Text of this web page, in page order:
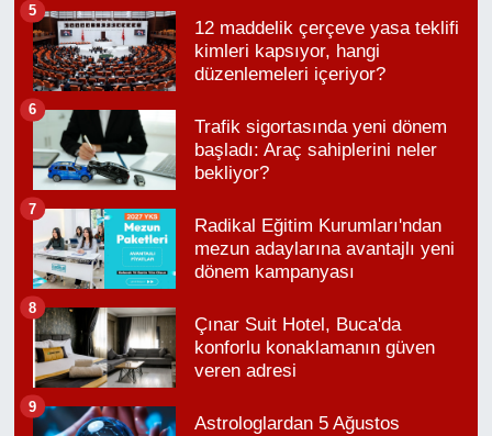
12 maddelik çerçeve yasa teklifi
kimleri kapsıyor, hangi
düzenlemeleri içeriyor?
5
Trafik sigortasında yeni dönem
başladı: Araç sahiplerini neler
bekliyor?
6
Radikal Eğitim Kurumları'ndan
mezun adaylarına avantajlı yeni
dönem kampanyası
7
Çınar Suit Hotel, Buca'da
konforlu konaklamanın güven
veren adresi
8
Astrologlardan 5 Ağustos
9